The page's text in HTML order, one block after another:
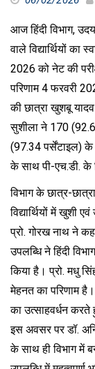
आज हिंदी विभाग,
वाले विद्यार्थियों का
2026 को नेट की
परिणाम 4 फरवरी
की छात्रा खुशबू
सुशीला ने 170
(97.34 पर्सेंटाइल)
के साथ पी-एच.डी. के
विभाग के छात्र-
विद्यार्थियों में खुशी
प्रो. गोरख नाथ ने
उपलब्धि ने हिंदी
किया है। प्रो. मधु
मेहनत का परिणाम
का उत्साहवर्धन
इस अवसर पर डॉ.
के साथ ही विभाग में